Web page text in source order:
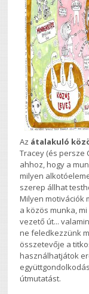
Az átalakuló
Tracey (és persze
ahhoz, hogy a
milyen
szerep állhat
Milyen motivációk
a közös munka,
vezető út...
ne feledkezzünk
összetevője a
használhatjátok
útmutatást.